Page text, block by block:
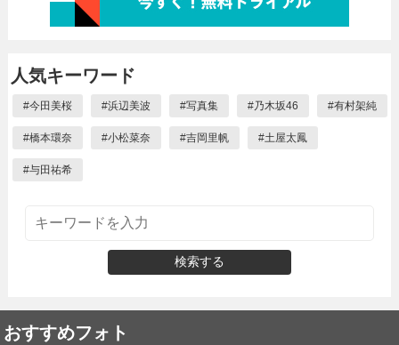
人気キーワード
#今田美桜 #浜辺美波 #写真集 #乃木坂46 #有村架純
#橋本環奈 #小松菜奈 #吉岡里帆 #土屋太鳳
#与田祐希
検索する
おすすめフォト